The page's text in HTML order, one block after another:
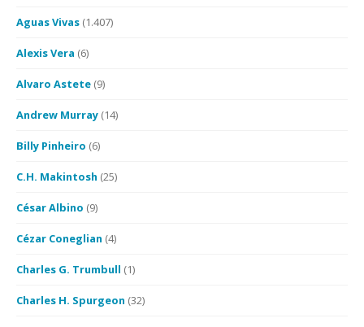
Aguas Vivas (1.407)
Alexis Vera (6)
Alvaro Astete (9)
Andrew Murray (14)
Billy Pinheiro (6)
C.H. Makintosh (25)
César Albino (9)
Cézar Coneglian (4)
Charles G. Trumbull (1)
Charles H. Spurgeon (32)